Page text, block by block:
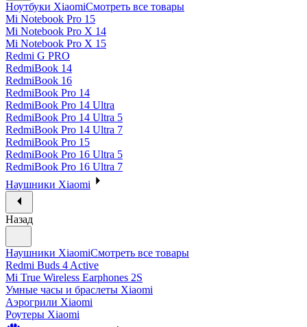
Ноутбуки XiaomiСмотреть все товары
Mi Notebook Pro 15
Mi Notebook Pro X 14
Mi Notebook Pro X 15
Redmi G PRO
RedmiBook 14
RedmiBook 16
RedmiBook Pro 14
RedmiBook Pro 14 Ultra
RedmiBook Pro 14 Ultra 5
RedmiBook Pro 14 Ultra 7
RedmiBook Pro 15
RedmiBook Pro 16 Ultra 5
RedmiBook Pro 16 Ultra 7
Наушники Xiaomi
Назад
Наушники XiaomiСмотреть все товары
Redmi Buds 4 Active
Mi True Wireless Earphones 2S
Умные часы и браслеты Xiaomi
Аэрогрили Xiaomi
Роутеры Xiaomi